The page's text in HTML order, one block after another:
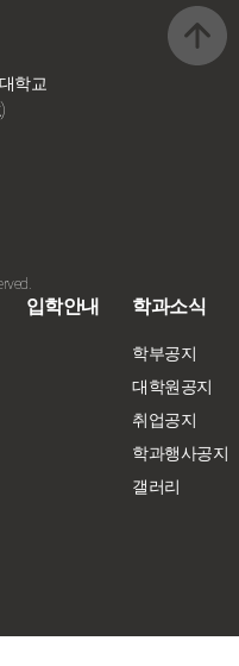
학교
입학안내 학과소식
학부공지
대학원공지
취업공지
학과행사공지
갤러리